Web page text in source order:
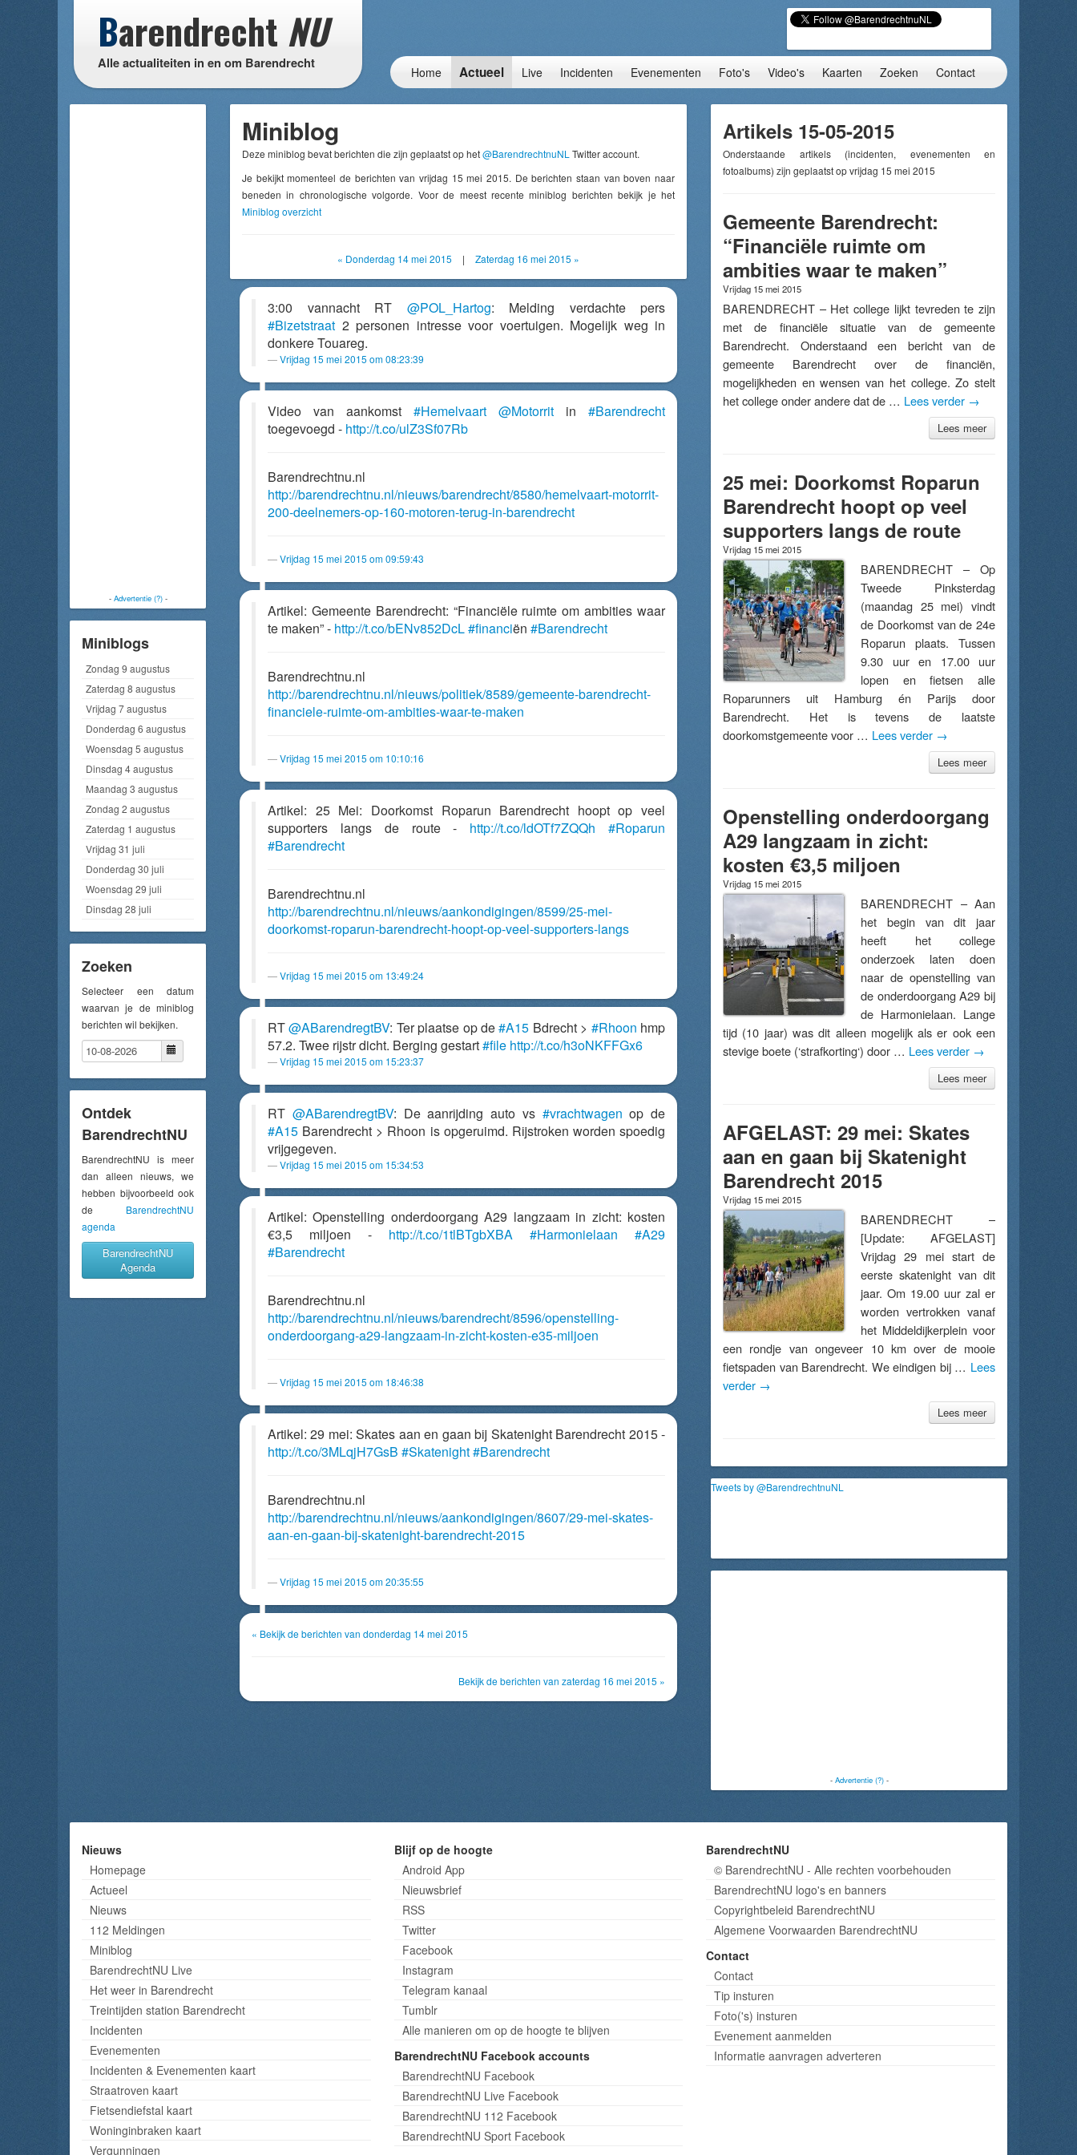
Barendrecht NU
Alle actualiteiten in en om Barendrecht
Home Actueel Live Incidenten Evenementen Foto's Video's Kaarten Zoeken Contact
- Advertentie (?)-
Miniblogs
Zondag 9 augustus
Zaterdag 8 augustus
Vrijdag 7 augustus
Donderdag 6 augustus
Woensdag 5 augustus
Dinsdag 4 augustus
Maandag 3 augustus
Zondag 2 augustus
Zaterdag 1 augustus
Vrijdag 31 juli
Donderdag 30 juli
Woensdag 29 juli
Dinsdag 28 juli
Zoeken
Selecteer een datum
waarvan je de miniblog
berichten wil bekijken.
Ontdek
BarendrechtNU
BarendrechtNU is meer
dan alleen nieuws, we
hebben bijvoorbeeld ook
de BarendrechtNU
agenda
BarendrechtNU
Agenda
Miniblog
Deze miniblog bevat berichten die zijn geplaatst op het@BarendrechtnuNL Twitter account.
Je bekijkt momenteel de berichten van vrijdag 15 mei 2015. De berichten staan van boven naar
beneden in chronologische volgorde. Voor de meest recente miniblog berichten bekijk je het
Miniblog overzicht
« Donderdag 14 mei 2015 | Zaterdag 16 mei 2015 »
3:00 vannacht RT @POL_Hartog: Melding verdachte pers
#Bizetstraat 2 personen intresse voor voertuigen. Mogelijk weg in
donkere Touareg.
Vrijdag 15 mei 2015 om 08:23:39
Video van aankomst #Hemelvaart @Motorrit in #Barendrecht
toegevoegd - http://t.co/ulZ3Sf07Rb
Barendrechtnu.nl
http://barendrechtnu.nl/nieuws/barendrecht/8580/hemelvaart-motorrit-
200-deelnemers-op-160-motoren-terug-in-barendrecht
Vrijdag 15 mei 2015 om 09:59:43
Artikel: Gemeente Barendrecht: “Financiële ruimte om ambities waar
te maken” - http://t.co/bENv852DcL#financiën #Barendrecht
Barendrechtnu.nl
http://barendrechtnu.nl/nieuws/politiek/8589/gemeente-barendrecht-
financiele-ruimte-om-ambities-waar-te-maken
Vrijdag 15 mei 2015 om 10:10:16
Artikel: 25 Mei: Doorkomst Roparun Barendrecht hoopt op veel
supporters langs de route - http://t.co/ldOTf7ZQQh
#Roparun
#Barendrecht
Barendrechtnu.nl
http://barendrechtnu.nl/nieuws/aankondigingen/8599/25-mei-
doorkomst-roparun-barendrecht-hoopt-op-veel-supporters-langs
Vrijdag 15 mei 2015 om 13:49:24
RT@ABarendregtBV: Ter plaatse op de#A15 Bdrecht > #Rhoon hmp
57.2. Twee rijstr dicht. Berging gestart#file http://t.co/h3oNKFFGx6
Vrijdag 15 mei 2015 om 15:23:37
RT @ABarendregtBV: De aanrijding auto vs #vrachtwagen op de
#A15 Barendrecht > Rhoon is opgeruimd. Rijstroken worden spoedig
vrijgegeven.
Vrijdag 15 mei 2015 om 15:34:53
Artikel: Openstelling onderdoorgang A29 langzaam in zicht: kosten
€3,5 miljoen - http://t.co/1tlBTgbXBA #Harmonielaan
#A29
#Barendrecht
Barendrechtnu.nl
http://barendrechtnu.nl/nieuws/barendrecht/8596/openstelling-
onderdoorgang-a29-langzaam-in-zicht-kosten-e35-miljoen
Vrijdag 15 mei 2015 om 18:46:38
Artikel: 29 mei: Skates aan en gaan bij Skatenight Barendrecht 2015 -
http://t.co/3MLqjH7GsB #Skatenight#Barendrecht
Barendrechtnu.nl
http://barendrechtnu.nl/nieuws/aankondigingen/8607/29-mei-skates-
aan-en-gaan-bij-skatenight-barendrecht-2015
Vrijdag 15 mei 2015 om 20:35:55
« Bekijk de berichten van donderdag 14 mei 2015
Bekijk de berichten van zaterdag 16 mei 2015 »
Artikels 15-05-2015
Onderstaande artikels (incidenten, evenementen en
fotoalbums) zijn geplaatst op vrijdag 15 mei 2015
Gemeente Barendrecht:
“Financiële ruimte om
ambities waar te maken”
Vrijdag 15 mei 2015
BARENDRECHT – Het college lijkt tevreden te zijn
met de financiële situatie van de gemeente
Barendrecht. Onderstaand een bericht van de
gemeente Barendrecht over de financiën,
mogelijkheden en wensen van het college. Zo stelt
het college onder andere dat de … Lees verder →
Lees meer
25 mei: Doorkomst Roparun
Barendrecht hoopt op veel
supporters langs de route
Vrijdag 15 mei 2015
BARENDRECHT – Op
Tweede Pinksterdag
(maandag 25 mei) vindt
de Doorkomst van de 24e
Roparun plaats. Tussen
9.30 uur en 17.00 uur
lopen en fietsen alle
Roparunners uit Hamburg én Parijs door
Barendrecht. Het is tevens de laatste
doorkomstgemeente voor … Lees verder →
Lees meer
Openstelling onderdoorgang
A29 langzaam in zicht:
kosten €3,5 miljoen
Vrijdag 15 mei 2015
BARENDRECHT – Aan
het begin van dit jaar
heeft het college
onderzoek laten doen
naar de openstelling van
de onderdoorgang A29 bij
de Harmonielaan. Lange
tijd (10 jaar) was dit alleen mogelijk als er ook een
stevige boete (‘strafkorting‘) door … Lees verder →
Lees meer
AFGELAST: 29 mei: Skates
aan en gaan bij Skatenight
Barendrecht 2015
Vrijdag 15 mei 2015
BARENDRECHT –
[Update: AFGELAST]
Vrijdag 29 mei start de
eerste skatenight van dit
jaar. Om 19.00 uur zal er
worden vertrokken vanaf
het Middeldijkerplein voor
een rondje van ongeveer 10 km over de mooie
fietspaden van Barendrecht. We eindigen bij … Lees
verder →
Lees meer
Tweets by @BarendrechtnuNL
- Advertentie (?)-
Nieuws
Homepage
Actueel
Nieuws
112 Meldingen
Miniblog
BarendrechtNU Live
Het weer in Barendrecht
Treintijden station Barendrecht
Incidenten
Evenementen
Incidenten & Evenementen kaart
Straatroven kaart
Fietsendiefstal kaart
Woninginbraken kaart
Vergunningen
Blijf op de hoogte
Android App
Nieuwsbrief
RSS
Twitter
Facebook
Instagram
Telegram kanaal
Tumblr
Alle manieren om op de hoogte te blijven
BarendrechtNU Facebook accounts
BarendrechtNU Facebook
BarendrechtNU Live Facebook
BarendrechtNU 112 Facebook
BarendrechtNU Sport Facebook
BarendrechtNU
© BarendrechtNU - Alle rechten voorbehouden
BarendrechtNU logo's en banners
Copyrightbeleid BarendrechtNU
Algemene Voorwaarden BarendrechtNU
Contact
Contact
Tip insturen
Foto('s) insturen
Evenement aanmelden
Informatie aanvragen adverteren